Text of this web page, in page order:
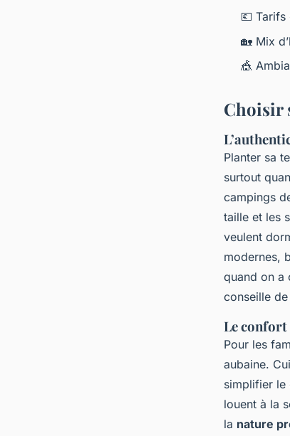
💶
🏡 Mix
🎪
Choisir
Planter sa
surtout
campings
taille et les
veulent
modernes,
quand on a
conseille
Le confort
Pour les
aubaine.
simplifier le
louent à la
la nature